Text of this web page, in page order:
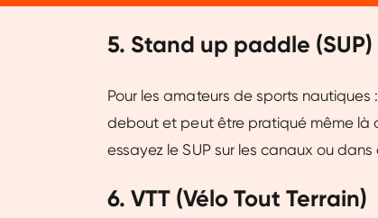
5. Stand up paddle (SUP)
Pour les amateurs de sports
debout et peut être pratiqué même là
essayez le SUP sur les canaux ou
6. VTT (Vélo Tout Terrain)